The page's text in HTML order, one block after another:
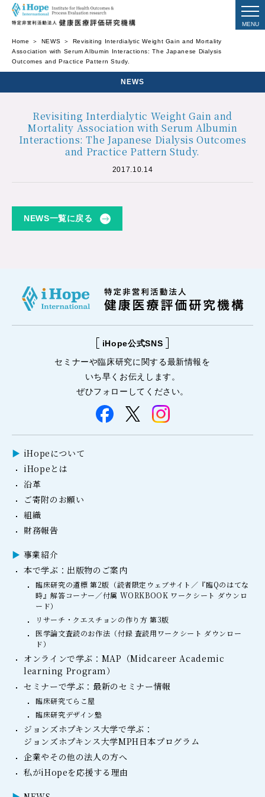
Home NEWS
Revisiting Interdialytic Weight Gain and Mortality
Association with Serum Albumin Interactions: The Japanese Dialysis
Outcomes and Practice Pattern Study.
NEWS
Revisiting Interdialytic Weight Gain and
Mortality Association with Serum Albumin
Interactions: The Japanese Dialysis Outcomes
and Practice Pattern Study.
2017.10.14
NEWS一覧に戻る
iHope公式SNS
セミナーや臨床研究に関する最新情報を
いち早くお伝えします。
ぜひフォローしてください。
iHopeについて
iHopeとは
沿革
ご寄附のお願い
組織
財務報告
事業紹介
本で学ぶ：出版物のご案内
臨床研究の道標 第2版（読者限定ウェブサイト／『臨Qのはてな
時』解答コーナー／付属 WORKBOOK ワークシート ダウンロ
ード）
リサーチ・クエスチョンの作り方 第3版
医学論文査読のお作法（付録 査読用ワークシート ダウンロー
ド）
オンラインで学ぶ：MAP（Midcareer Academic
learning Program）
セミナーで学ぶ：最新のセミナー情報
臨床研究てらこ屋
臨床研究デザイン塾
ジョンズホプキンス大学で学ぶ：
ジョンズホプキンス大学MPH日本プログラム
企業やその他の法人の方へ
私がiHopeを応援する理由